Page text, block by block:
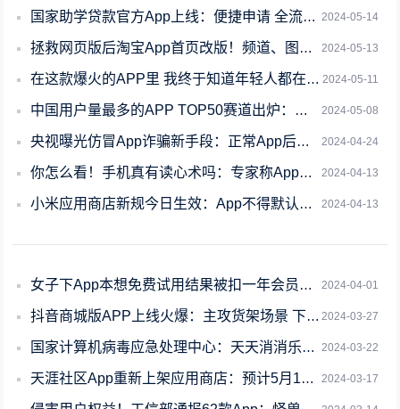
2024-05-14
国家助学贷款官方App上线：便捷申请 全流程不到3分钟
2024-05-13
拯救网页版后淘宝App首页改版！频道、图标占用空间更少
2024-05-11
在这款爆火的APP里 我终于知道年轻人都在想啥了
2024-05-08
中国用户量最多的APP TOP50赛道出炉：微信唯一破10亿人
2024-04-24
央视曝光仿冒App诈骗新手段：正常App后台更新变诈骗App
2024-04-13
你怎么看！手机真有读心术吗：专家称App监听的可能性几乎不存在
2024-04-13
小米应用商店新规今日生效：App不得默认勾选、强制捆绑自动续费
2024-04-01
女子下App本想免费试用结果被扣一年会员费 网友：套路防不胜防
2024-03-27
抖音商城版APP上线火爆：主攻货架场景 下载量超4亿
2024-03-22
国家计算机病毒应急处理中心：天天消消乐等14款App侵害用户权益
2024-03-17
天涯社区App重新上架应用商店：预计5月1日前恢复访问